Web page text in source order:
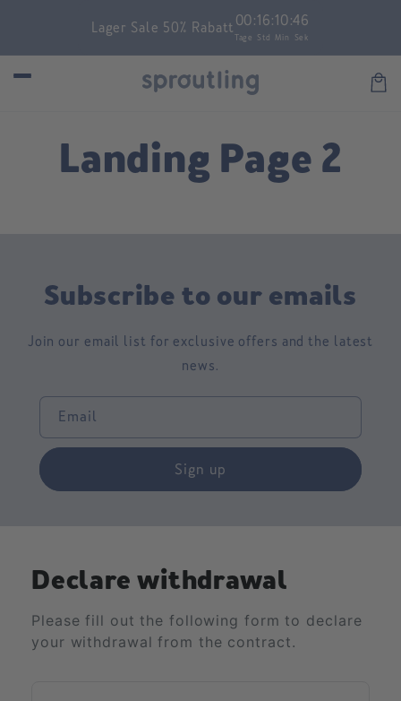
Lager Sale 50% Rabatt 00
Tage
:16
Std
:10
Min
:46
Sek
Landing Page 2
Subscribe to our emails
Join our email list for exclusive offers and the latest
news.
Email
Sign up
Declare withdrawal
Please fill out the following form to declare
your withdrawal from the contract.